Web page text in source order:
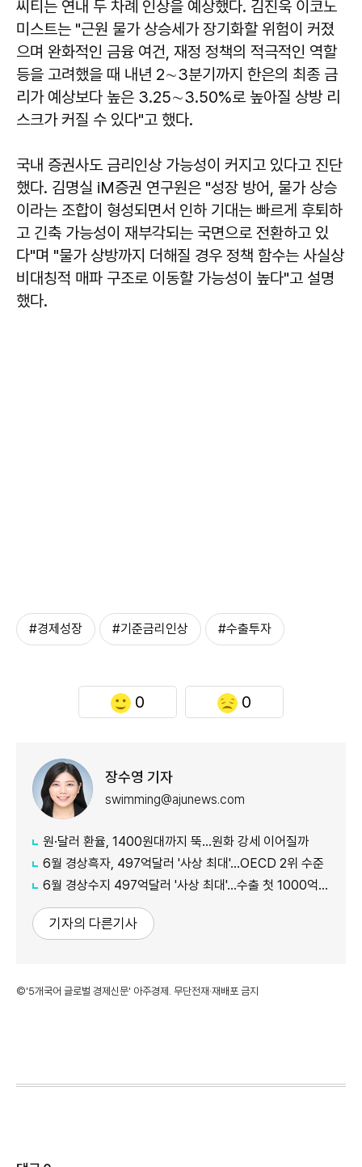
씨티는 연내 두 차례 인상을 예상했다. 김진욱 이코노
미스트는 "근원 물가 상승세가 장기화할 위험이 커졌
으며 완화적인 금융 여건, 재정 정책의 적극적인 역할
등을 고려했을 때 내년 2∼3분기까지 한은의 최종 금
리가 예상보다 높은 3.25∼3.50%로 높아질 상방 리
스크가 커질 수 있다"고 했다.
국내 증권사도 금리인상 가능성이 커지고 있다고 진단
했다. 김명실 iM증권 연구원은 "성장 방어, 물가 상승
이라는 조합이 형성되면서 인하 기대는 빠르게 후퇴하
고 긴축 가능성이 재부각되는 국면으로 전환하고 있
다"며 "물가 상방까지 더해질 경우 정책 함수는 사실상
비대칭적 매파 구조로 이동할 가능성이 높다"고 설명
했다.
#경제성장 #기준금리인상 #수출투자
0 0
장수영 기자
swimming@ajunews.com
원·달러 환율, 1400원대까지 뚝…원화 강세 이어질까
6월 경상흑자, 497억달러 '사상 최대'…OECD 2위 수준
6월 경상수지 497억달러 '사상 최대'…수출 첫 1000억달러 돌파
기자의 다른기사
©'5개국어 글로벌 경제신문' 아주경제. 무단전재·재배포 금지